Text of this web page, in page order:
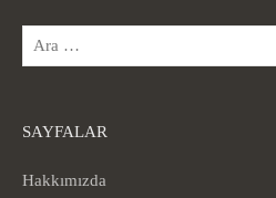
Arama:
SAYFALAR
Hakkımızda